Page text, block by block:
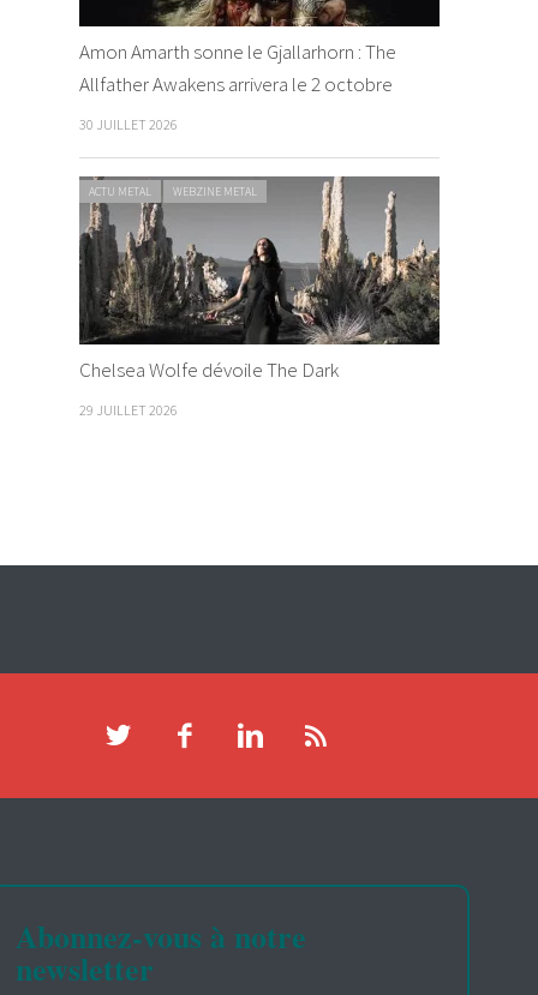
Amon Amarth sonne le Gjallarhorn : The
Allfather Awakens arrivera le 2 octobre
30 JUILLET 2026
ACTU METAL WEBZINE METAL
Chelsea Wolfe dévoile The Dark
29 JUILLET 2026
Abonnez-vous à notre
newsletter